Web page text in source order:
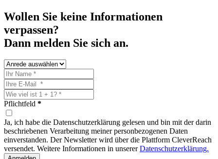
Wollen Sie keine Informationen
verpassen?
Dann melden Sie sich an.
Pflichtfeld *
Ja, ich habe die Datenschutzerklärung gelesen und bin mit der darin
beschriebenen Verarbeitung meiner personbezogenen Daten
einverstanden. Der Newsletter wird über die Plattform CleverReach
versendet. Weitere Informationen in unsererDatenschutzerklärung.